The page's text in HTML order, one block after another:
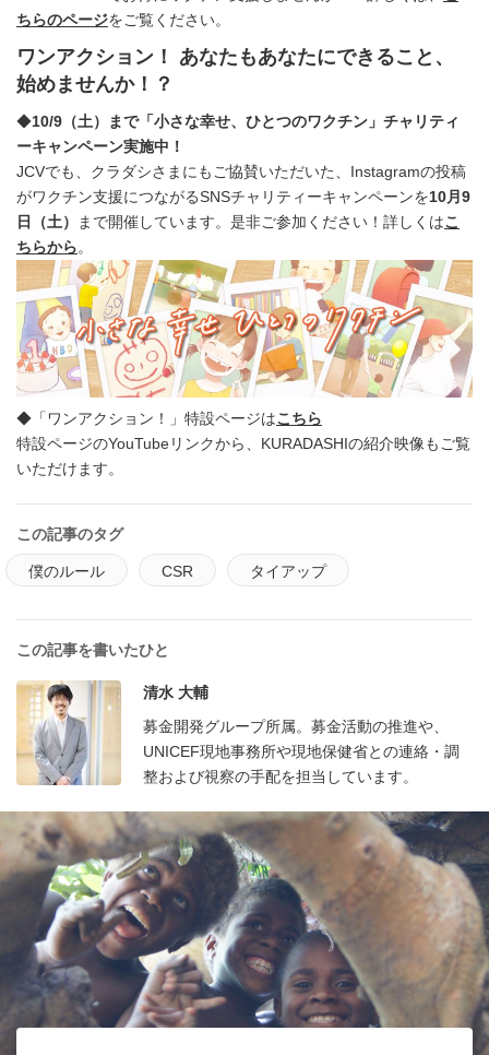
ちらのページをご覧ください。
ワンアクション！ あなたもあなたにできること、
始めませんか！？
◆10/9（土）まで「小さな幸せ、ひとつのワクチン」チャリティ
ーキャンペーン実施中！
JCVでも、クラダシさまにもご協賛いただいた、Instagramの投稿
がワクチン支援につながるSNSチャリティーキャンペーンを10月9
日（土）
まで開催しています。是非ご参加ください！詳しくはこ
ちらから。
◆「ワンアクション！」特設ページはこちら
特設ページのYouTubeリンクから、KURADASHIの紹介映像もご覧
いただけます。
この記事のタグ
僕のルール CSR タイアップ
この記事を書いたひと
清水 大輔
募金開発グループ所属。募金活動の推進や、
UNICEF現地事務所や現地保健省との連絡・調
整および視察の手配を担当しています。